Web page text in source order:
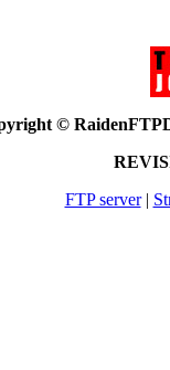
©
FTP server|